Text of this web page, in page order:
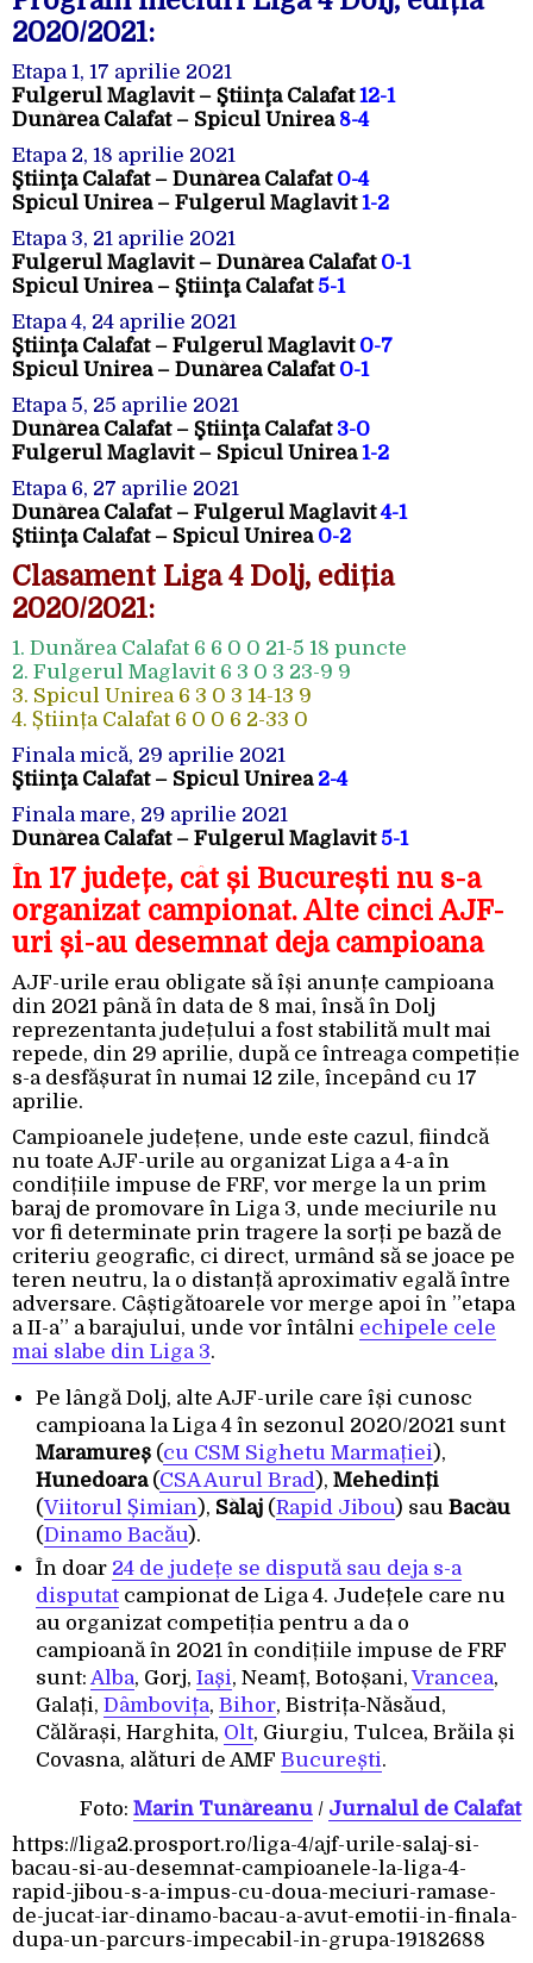
2020/2021:
Etapa 1, 17 aprilie 2021
Fulgerul Maglavit – Ştiinţa Calafat12-1
Dunărea Calafat – Spicul Unirea 8-4
Etapa 2, 18 aprilie 2021
Ştiinţa Calafat – Dunărea Calafat 0-4
Spicul Unirea – Fulgerul Maglavit1-2
Etapa 3, 21 aprilie 2021
Fulgerul Maglavit – Dunărea Calafat 0-1
Spicul Unirea – Ştiinţa Calafat 5-1
Etapa 4, 24 aprilie 2021
Ştiinţa Calafat – Fulgerul Maglavit 0-7
Spicul Unirea – Dunărea Calafat0-1
Etapa 5, 25 aprilie 2021
Dunărea Calafat – Ştiinţa Calafat3-0
Fulgerul Maglavit – Spicul Unirea1-2
Etapa 6, 27 aprilie 2021
Dunărea Calafat – Fulgerul Maglavit4-1
Ştiinţa Calafat – Spicul Unirea 0-2
Clasament Liga 4 Dolj, ediția
2020/2021:
1. Dunărea Calafat 6 6 0 0 21-5 18 puncte
2. Fulgerul Maglavit 6 3 0 3 23-9 9
3. Spicul Unirea 6 3 0 3 14-13 9
4. Știința Calafat 6 0 0 6 2-33 0
Finala mică, 29 aprilie 2021
Ştiinţa Calafat – Spicul Unirea 2-4
Finala mare, 29 aprilie 2021
Dunărea Calafat – Fulgerul Maglavit 5-1
În 17 județe, cât și București nu s-a
organizat campionat. Alte cinci AJF-
uri și-au desemnat deja campioana
AJF-urile erau obligate să își anunțe campioana
din 2021 până în data de 8 mai, însă în Dolj
reprezentanta județului a fost stabilită mult mai
repede, din 29 aprilie, după ce întreaga competiție
s-a desfășurat în numai 12 zile, începând cu 17
aprilie.
Campioanele județene, unde este cazul, fiindcă
nu toate AJF-urile au organizat Liga a 4-a în
condițiile impuse de FRF, vor merge la un prim
baraj de promovare în Liga 3, unde meciurile nu
vor fi determinate prin tragere la sorți pe bază de
criteriu geografic, ci direct, urmând să se joace pe
teren neutru, la o distanță aproximativ egală între
adversare. Câștigătoarele vor merge apoi în ”etapa
a II-a” a barajului, unde vor întâlni echipele cele
mai slabe din Liga 3.
Pe lângă Dolj, alte AJF-urile care își cunosc
campioana la Liga 4 în sezonul 2020/2021 sunt
Maramureș (cu CSM Sighetu Marmației),
Hunedoara(CSA Aurul Brad), Mehedinți
(Viitorul Șimian), Sălaj (Rapid Jibou) sau Bacău
(Dinamo Bacău).
În doar 24 de județe se dispută sau deja s-a
disputat campionat de Liga 4. Județele care nu
au organizat competiția pentru a da o
campioană în 2021 în condițiile impuse de FRF
sunt: Alba, Gorj, Iași, Neamț, Botoșani,Vrancea,
Galați, Dâmbovița, Bihor, Bistrița-Năsăud,
Călărași, Harghita, Olt, Giurgiu, Tulcea, Brăila și
Covasna, alături de AMF București.
Foto: Marin Tunăreanu / Jurnalul de Calafat
https://liga2.prosport.ro/liga-4/ajf-urile-salaj-si-
bacau-si-au-desemnat-campioanele-la-liga-4-
rapid-jibou-s-a-impus-cu-doua-meciuri-ramase-
de-jucat-iar-dinamo-bacau-a-avut-emotii-in-finala-
dupa-un-parcurs-impecabil-in-grupa-19182688